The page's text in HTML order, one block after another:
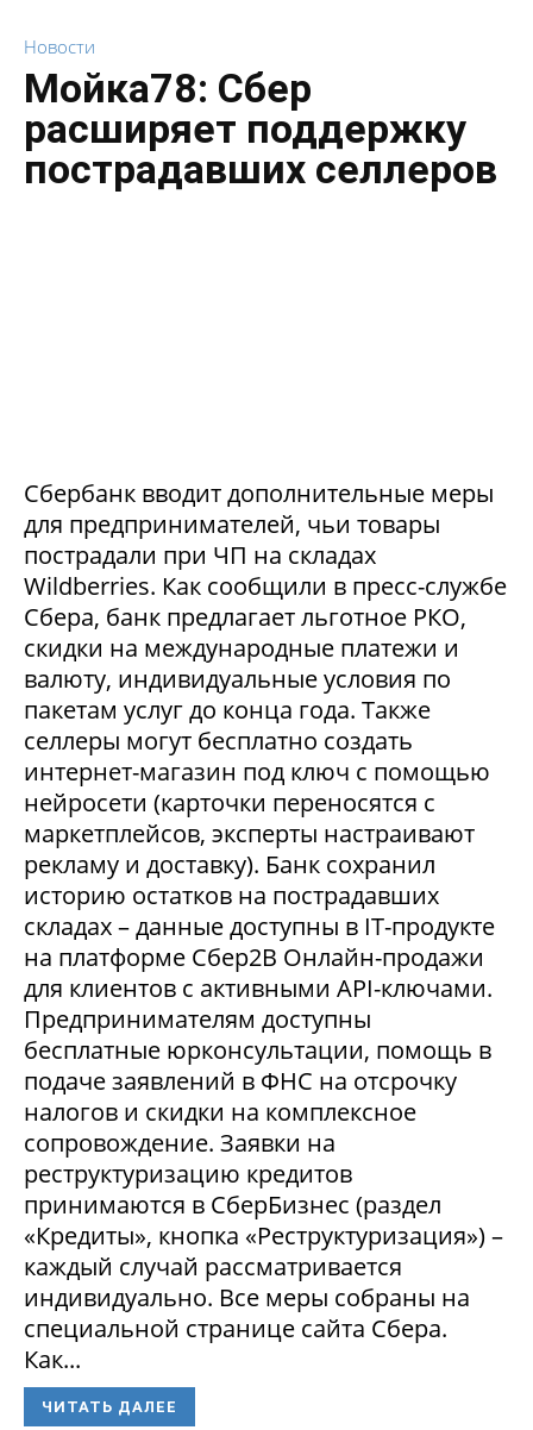
Новости
Мойка78: Сбер
расширяет поддержку
пострадавших селлеров
Сбербанк вводит дополнительные меры
для предпринимателей, чьи товары
пострадали при ЧП на складах
Wildberries. Как сообщили в пресс-службе
Сбера, банк предлагает льготное РКО,
скидки на международные платежи и
валюту, индивидуальные условия по
пакетам услуг до конца года. Также
селлеры могут бесплатно создать
интернет-магазин под ключ с помощью
нейросети (карточки переносятся с
маркетплейсов, эксперты настраивают
рекламу и доставку). Банк сохранил
историю остатков на пострадавших
складах – данные доступны в IT-продукте
на платформе Сбер2В Онлайн-продажи
для клиентов с активными API-ключами.
Предпринимателям доступны
бесплатные юрконсультации, помощь в
подаче заявлений в ФНС на отсрочку
налогов и скидки на комплексное
сопровождение. Заявки на
реструктуризацию кредитов
принимаются в СберБизнес (раздел
«Кредиты», кнопка «Реструктуризация») –
каждый случай рассматривается
индивидуально. Все меры собраны на
специальной странице сайта Сбера.
Как...
ЧИТАТЬ ДАЛЕЕ